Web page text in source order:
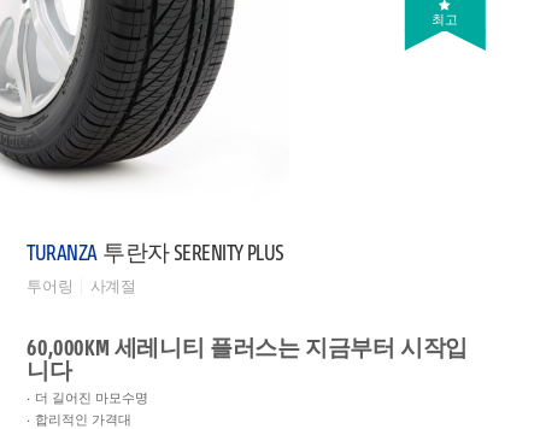
최고
TURANZA 투란자 SERENITY PLUS
투어링 사계절
60,000KM 세레니티 플러스는 지금부터 시작입
니다
더 길어진 마모수명
합리적인 가격대